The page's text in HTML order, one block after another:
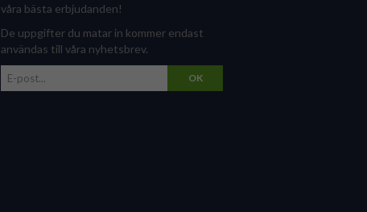
våra bästa erbjudanden!
De uppgifter du matar in kommer endast
användas till våra nyhetsbrev.
OK